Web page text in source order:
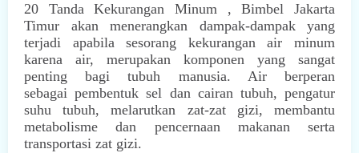
20 Tanda Kekurangan Minum , Bimbel Jakarta
Timur akan menerangkan dampak-dampak yang
terjadi apabila sesorang kekurangan air minum
karena air, merupakan komponen yang sangat
penting bagi tubuh manusia. Air berperan
sebagaipembentuk sel dan cairan tubuh, pengatur
suhu tubuh, melarutkan zat-zat gizi, membantu
metabolisme dan pencernaan makanan serta
transportasi zat gizi.